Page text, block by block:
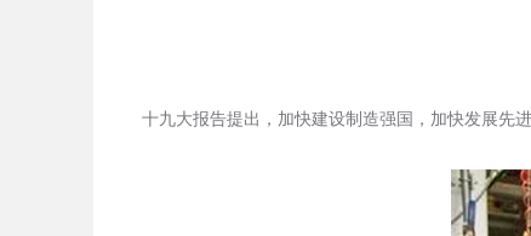
十九大报告提出，加快建设制造强国，加快发展先